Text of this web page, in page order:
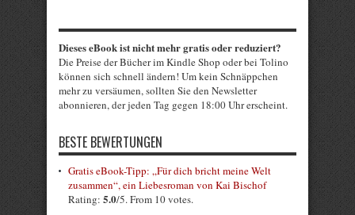
Dieses eBook ist nicht mehr gratis oder reduziert?
Die Preise der Bücher im Kindle Shop oder bei Tolino
können sich schnell ändern! Um kein Schnäppchen
mehr zu versäumen, sollten Sie den Newsletter
abonnieren, der jeden Tag gegen 18:00 Uhr erscheint.
BESTE BEWERTUNGEN
Gratis eBook-Tipp: „Für dich bricht meine Welt
zusammen“, ein Liebesroman von Kai Bischof
Rating: 5.0/5. From 10 votes.